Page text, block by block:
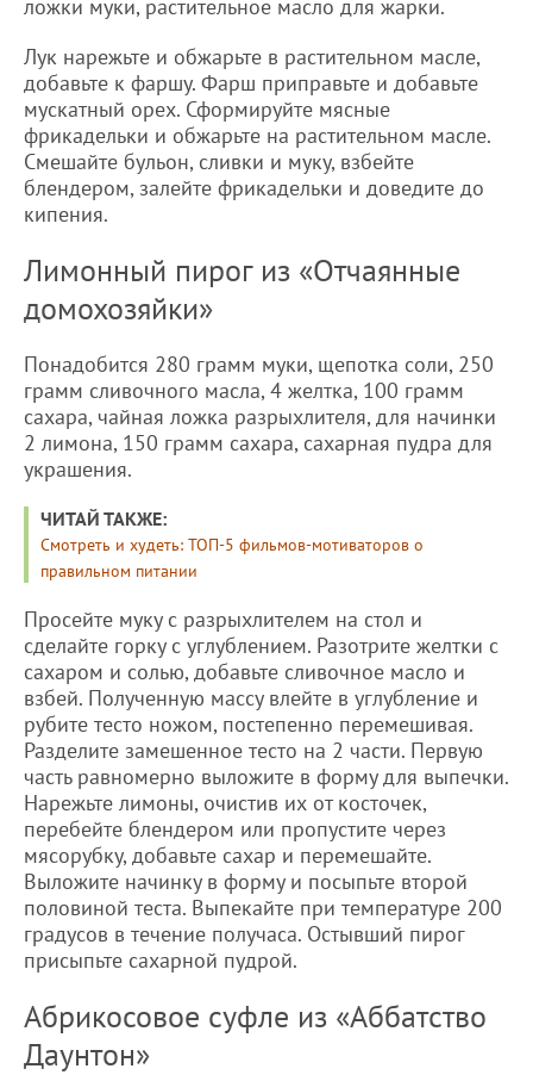
ложки муки, растительное масло для жарки.
Лук нарежьте и обжарьте в растительном масле,
добавьте к фаршу. Фарш приправьте и добавьте
мускатный орех. Сформируйте мясные
фрикадельки и обжарьте на растительном масле.
Смешайте бульон, сливки и муку, взбейте
блендером, залейте фрикадельки и доведите до
кипения.
Лимонный пирог из «Отчаянные
домохозяйки»
Понадобится 280 грамм муки, щепотка соли, 250
грамм сливочного масла, 4 желтка, 100 грамм
сахара, чайная ложка разрыхлителя, для начинки
2 лимона, 150 грамм сахара, сахарная пудра для
украшения.
ЧИТАЙ ТАКЖЕ:
Смотреть и худеть: ТОП-5 фильмов-мотиваторов о
правильном питании
Просейте муку с разрыхлителем на стол и
сделайте горку с углублением. Разотрите желтки с
сахаром и солью, добавьте сливочное масло и
взбей. Полученную массу влейте в углубление и
рубите тесто ножом, постепенно перемешивая.
Разделите замешенное тесто на 2 части. Первую
часть равномерно выложите в форму для выпечки.
Нарежьте лимоны, очистив их от косточек,
перебейте блендером или пропустите через
мясорубку, добавьте сахар и перемешайте.
Выложите начинку в форму и посыпьте второй
половиной теста. Выпекайте при температуре 200
градусов в течение получаса. Остывший пирог
присыпьте сахарной пудрой.
Абрикосовое суфле из «Аббатство
Даунтон»